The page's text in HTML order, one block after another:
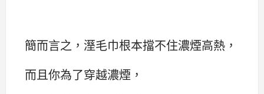
簡而言之，溼毛巾根本擋不住濃煙高熱，
而且你為了穿越濃煙，